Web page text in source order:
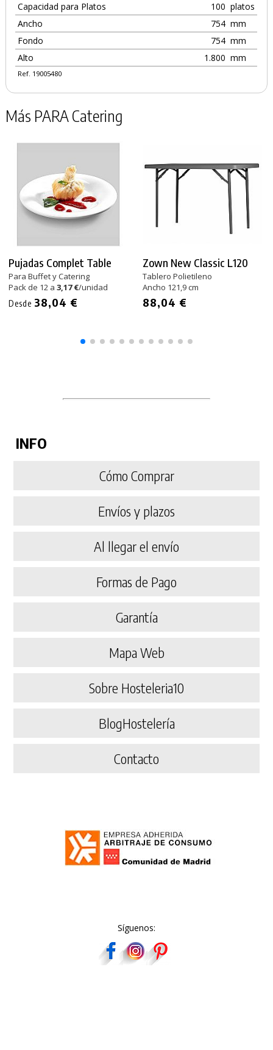
Capacidad para Platos
100 platos
Ancho
754 mm
Fondo
754 mm
Alto
1.800 mm
Ref. 19005480
Más PARA Catering
Pujadas Complet Table
Para Buffet y Catering
Pack de 12 a 3,17 €/unidad
Desde 38,04 €
Zown New Classic L120
Tablero Polietileno
Ancho 121,9 cm
88,04 €
INFO
Cómo Comprar
Envíos y plazos
Al llegar el envío
Formas de Pago
Garantía
Mapa Web
Sobre Hosteleria10
BlogHostelería
Contacto
Síguenos: